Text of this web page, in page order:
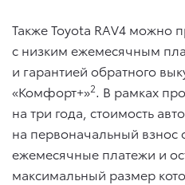
Также Toyota RAV4 можно
с низким ежемесячным
и гарантией обратного
«Комфорт+»2. В рамках
на три года, стоимость
на первоначальный взнос
ежемесячные платежи и
максимальный размер